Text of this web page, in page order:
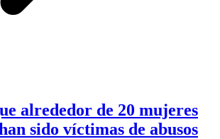
alrededor de 20 mujeres
sido víctimas de abusos